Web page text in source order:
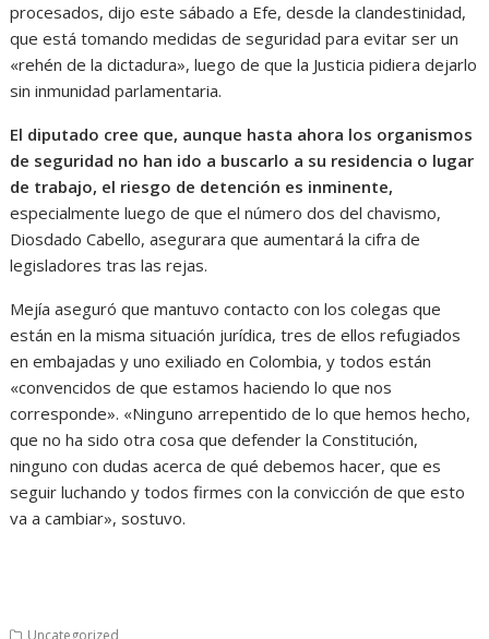
procesados, dijo este sábado a Efe, desde la clandestinidad,
que está tomando medidas de seguridad para evitar ser un
«rehén de la dictadura», luego de que la Justicia pidiera dejarlo
sin inmunidad parlamentaria.
El diputado cree que, aunque hasta ahora los organismos
de seguridad no han ido a buscarlo a su residencia o lugar
de trabajo, el riesgo de detención es inminente,
especialmente luego de que el número dos del chavismo,
Diosdado Cabello, asegurara que aumentará la cifra de
legisladores tras las rejas.
Mejía aseguró que mantuvo contacto con los colegas que
están en la misma situación jurídica, tres de ellos refugiados
en embajadas y uno exiliado en Colombia, y todos están
«convencidos de que estamos haciendo lo que nos
corresponde». «Ninguno arrepentido de lo que hemos hecho,
que no ha sido otra cosa que defender la Constitución,
ninguno con dudas acerca de qué debemos hacer, que es
seguir luchando y todos firmes con la convicción de que esto
va a cambiar», sostuvo.